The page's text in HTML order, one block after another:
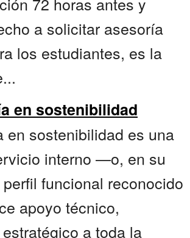
a solicitar asesoría
los estudiantes, es la
en sostenibilidad
en sostenibilidad es una
interno —o, en su
funcional reconocido
apoyo técnico,
a toda la